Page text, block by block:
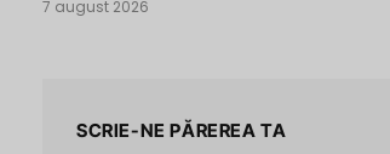
7 august 2026
SCRIE-NE PĂREREA TA